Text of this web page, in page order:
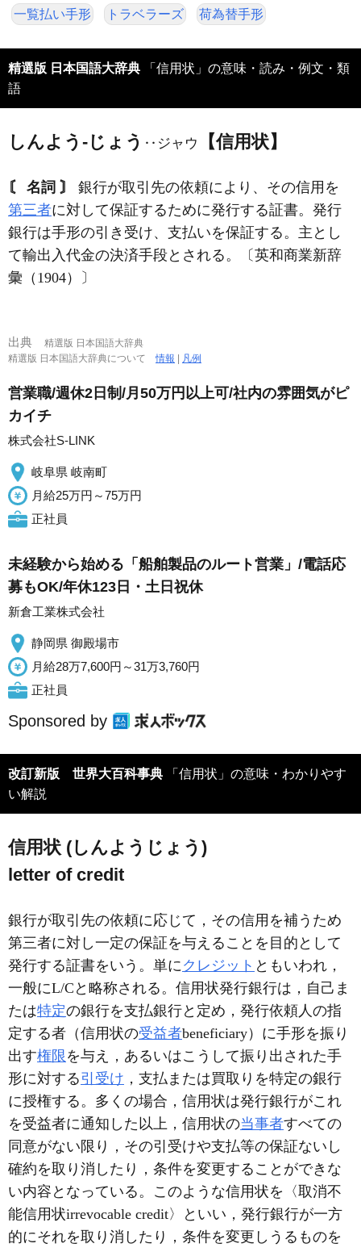
一覧払い手形 トラベラーズ 荷為替手形
精選版 日本国語大辞典 「信用状」の意味・読み・例文・類
語
しんよう‐じょう ‥ジャウ 【信用状】
〘 名詞 〙
銀行が取引先の依頼により、その信用を
第三者に対して保証するために発行する証書。発行
銀行は手形の引き受け、支払いを保証する。主とし
て輸出入代金の決済手段とされる。〔英和商業新辞
彙（1904）〕
出典
精選版 日本国語大辞典
精選版 日本国語大辞典について情報 | 凡例
営業職/週休2日制/月50万円以上可/社内の雰囲気がピ
カイチ
株式会社S-LINK
岐阜県 岐南町
月給25万円～75万円
正社員
未経験から始める「船舶製品のルート営業」/電話応
募もOK/年休123日・土日祝休
新倉工業株式会社
静岡県 御殿場市
月給28万7,600円～31万3,760円
正社員
Sponsored by
改訂新版 世界大百科事典 「信用状」の意味・わかりやす
い解説
信用状 (しんようじょう)
letter of credit
銀行が取引先の依頼に応じて，その信用を補うため
第三者に対し一定の保証を与えることを目的として
発行する証書をいう。単にクレジット ともいわれ，
一般にL/Cと略称される。信用状発行銀行は，自己ま
たは特定の銀行を支払銀行と定め，発行依頼人の指
定する者（信用状の受益者beneficiary）に手形を振り
出す権限 を与え，あるいはこうして振り出された手
形に対する引受け ，支払または買取りを特定の銀行
に授権する。多くの場合，信用状は発行銀行がこれ
を受益者に通知した以上，信用状の当事者すべての
同意がない限り，その引受けや支払等の保証ないし
確約を取り消したり，条件を変更することができな
い内容となっている。このような信用状を〈取消不
能信用状irrevocable credit〉といい，発行銀行が一方
的にそれを取り消したり，条件を変更しうるものを